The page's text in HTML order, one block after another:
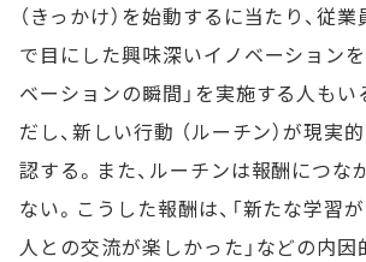
（きっかけ）を始動するに当たり、従
で目にした興味深いイノベーションを
ベーションの瞬間」を実施する人もい
だし、新しい行動 （ルーチン）が現実
認する。また、ルーチンは報酬につな
ない。こうした報酬は、「新たな学習
人との交流が楽しかった」などの内